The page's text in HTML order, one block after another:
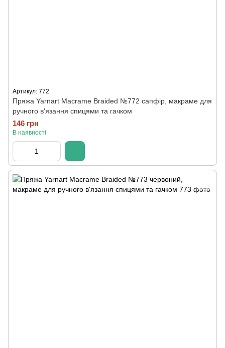
Артикул: 772
Пряжа Yarnart Macrame Braided №772 сапфір, макраме для
ручного в'язання спицями та гачком
146 грн
В наявності